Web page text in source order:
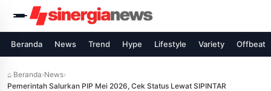
Beranda News Trend Hype Lifestyle Variety Offbeat
⌂ Beranda›News›
Pemerintah Salurkan PIP Mei 2026, Cek Status Lewat SIPINTAR